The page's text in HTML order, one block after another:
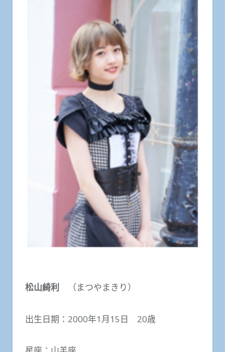
松山綺利 （まつやまきり）
出生日期：2000年1月15日 20歳